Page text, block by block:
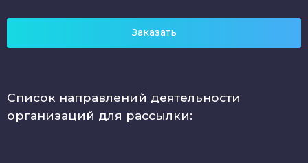
Заказать
Список направлений деятельности
организаций для рассылки: